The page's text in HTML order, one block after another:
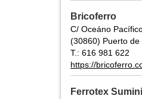
Bricoferro
C/ Oceáno
(30860) Puerto
T.: 616 981 622
https://
Ferrotex